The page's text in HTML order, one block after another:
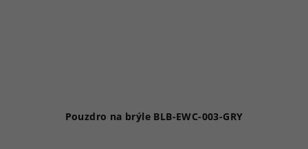
Pouzdro na brýle BLB-EWC-003-GRY